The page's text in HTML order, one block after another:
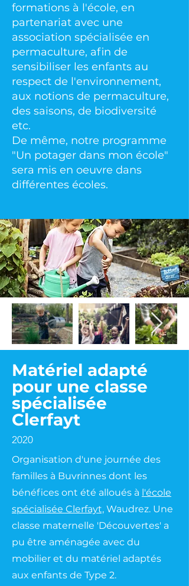
formations à l'école, en
partenariat avec une
association spécialisée en
permaculture, afin de
sensibiliser les enfants au
respect de l'environnement,
aux notions de permaculture,
des saisons, de biodiversité
etc.
De même, notre programme
"Un potager dans mon école"
sera mis en oeuvre dans
différentes écoles.
Matériel adapté
pour une classe
spécialisée
Clerfayt
2020
Organisation d'une journée des
familles à Buvrinnes dont les
bénéfices ont été alloués à l'école
spécialisée Clerfayt, Waudrez. Une
classe maternelle 'Découvertes' a
pu être aménagée avec du
mobilier et du matériel adaptés
aux enfants de Type 2.